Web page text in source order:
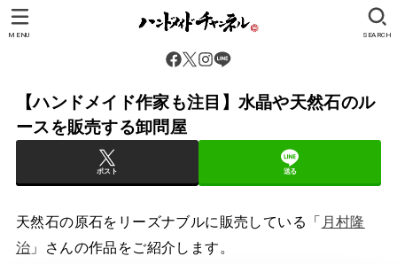
SEARCH
MENU
【ハンドメイド作家も注目】水晶や天然石のル
ースを販売する卸問屋
ポスト 送る
天然石の原石をリーズナブルに販売している「 月村隆
治 」さんの作品をご紹介します。